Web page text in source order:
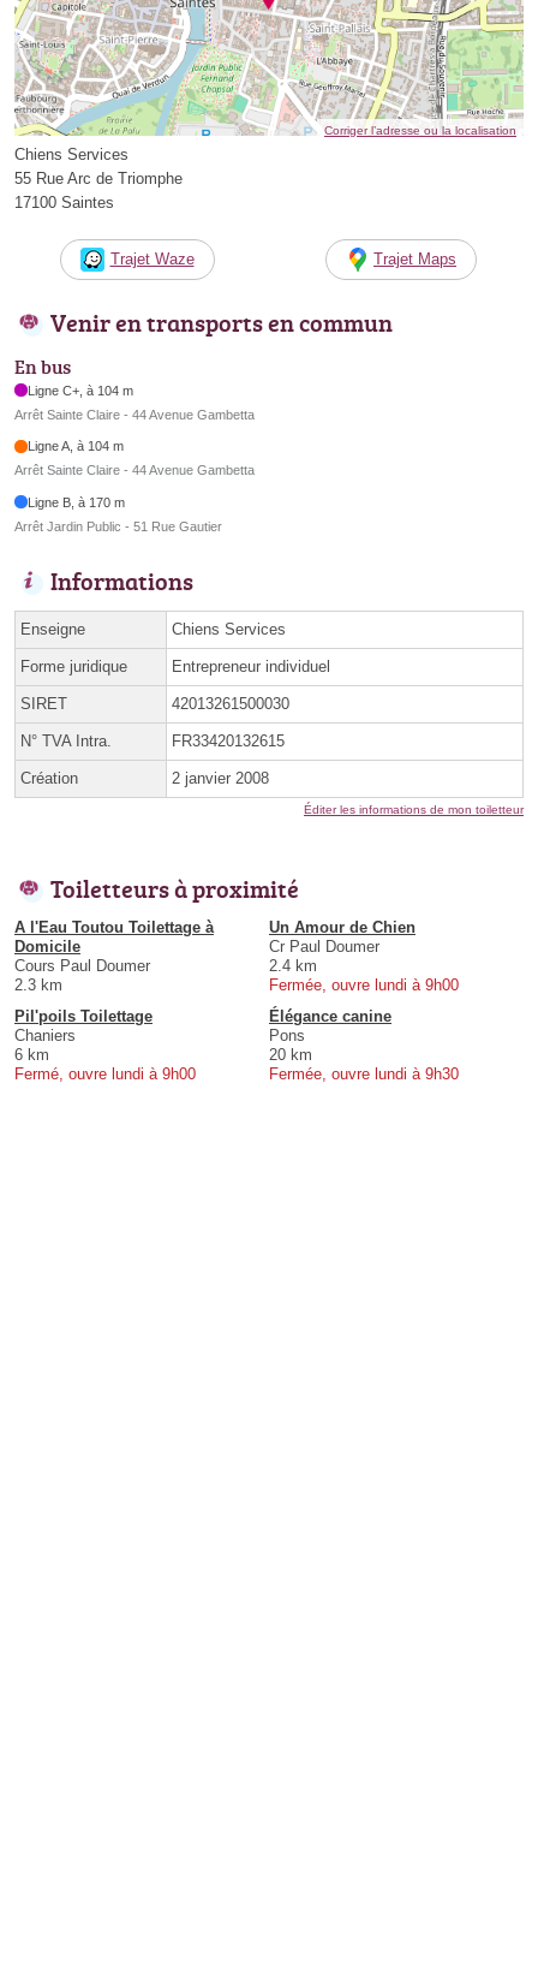
Corriger l’adresse ou la localisation
Chiens Services
55 Rue Arc de Triomphe
17100 Saintes
Trajet Waze Trajet Maps
Venir en transports en commun
En bus
Ligne C+, à 104 m
Arrêt Sainte Claire - 44 Avenue Gambetta
Ligne A, à 104 m
Arrêt Sainte Claire - 44 Avenue Gambetta
Ligne B, à 170 m
Arrêt Jardin Public - 51 Rue Gautier
Informations
Enseigne Chiens Services
Forme juridique Entrepreneur individuel
SIRET 42013261500030
N° TVA Intra. FR33420132615
Création 2 janvier 2008
Éditer les informations de mon toiletteur
Toiletteurs à proximité
A l'Eau Toutou Toilettage à
Domicile
Cours Paul Doumer
2.3 km
Un Amour de Chien
Cr Paul Doumer
2.4 km
Fermée, ouvre lundi à 9h00
Pil'poils Toilettage
Chaniers
6 km
Fermé, ouvre lundi à 9h00
Élégance canine
Pons
20 km
Fermée, ouvre lundi à 9h30